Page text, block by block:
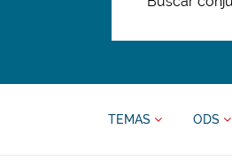
TEMAS ODS